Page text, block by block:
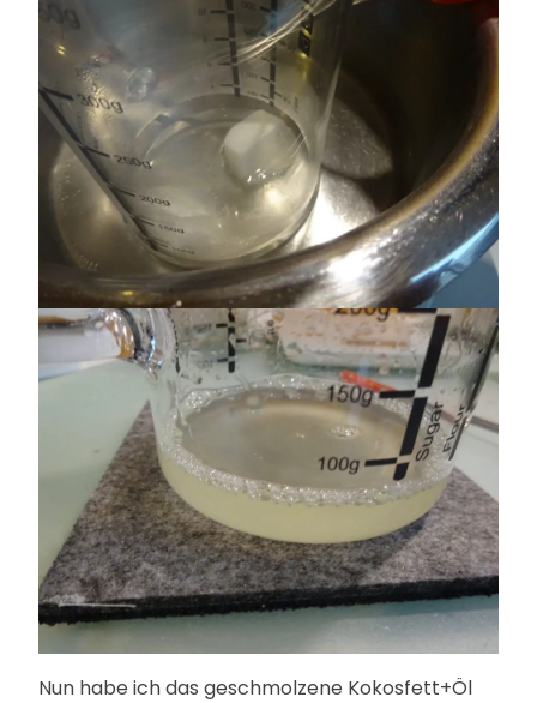
Nun habe ich das geschmolzene Kokosfett+Öl